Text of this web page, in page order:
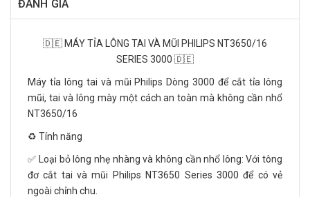
ĐÁNH GIÁ
🇩🇪 MÁY TỈA LÔNG TAI VÀ MŨI PHILIPS NT3650/16
SERIES 3000 🇩🇪
Máy tỉa lông tai và mũi Philips Dòng 3000 để cắt tỉa lông
mũi, tai và lông mày một cách an toàn mà không cần nhổ
NT3650/16
♻️ Tính năng
✅ Loại bỏ lông nhẹ nhàng và không cần nhổ lông: Với tông
đơ cắt tai và mũi Philips NT3650 Series 3000 để có vẻ
ngoài chỉnh chu.